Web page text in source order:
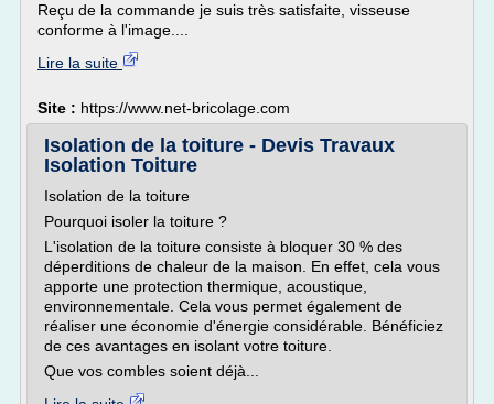
Reçu de la commande je suis très satisfaite, visseuse
conforme à l'image....
Lire la suite
Site : https://www.net-bricolage.com
Isolation de la toiture - Devis Travaux
Isolation Toiture
Isolation de la toiture
Pourquoi isoler la toiture ?
L'isolation de la toiture consiste à bloquer 30 % des
déperditions de chaleur de la maison. En effet, cela vous
apporte une protection thermique, acoustique,
environnementale. Cela vous permet également de
réaliser une économie d'énergie considérable. Bénéficiez
de ces avantages en isolant votre toiture.
Que vos combles soient déjà...